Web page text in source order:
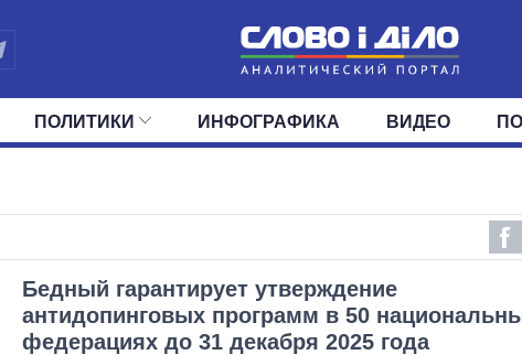
МИР
ПОЛИТИКИ
ОКРУГА
ИНФОГРАФИКА ВИДЕО
Бедный гарантирует утверждение
антидопинговых программ в 50
федерациях до 31 декабря 2025 года